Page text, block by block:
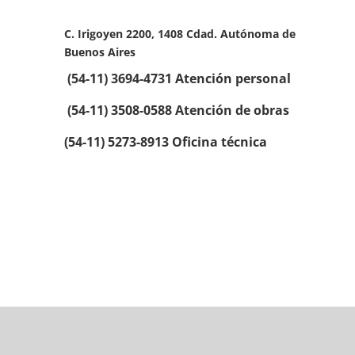
C. Irigoyen 2200, 1408 Cdad. Autónoma de
Buenos Aires
(54-11) 3694-4731 Atención personal
(54-11) 3508-0588Atención de obras
(54-11) 5273-8913 Oficina técnica